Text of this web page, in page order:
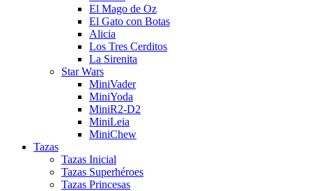
El Mago de Oz
El Gato con Botas
Alicia
Los Tres Cerditos
La Sirenita
Star Wars
MiniVader
MiniYoda
MiniR2-D2
MiniLeia
MiniChew
Tazas
Tazas Inicial
Tazas Superhéroes
Tazas Princesas